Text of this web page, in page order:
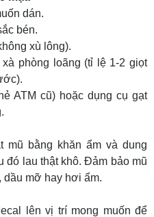
dán.
bén.
xù lông).
phòng loãng (tỉ lệ 1-2 giọt
ATM cũ) hoặc dụng cụ gạt
mũ bằng khăn ẩm và dung
đó lau thật khô. Đảm bảo mũ
dầu mỡ hay hơi ẩm.
lên vị trí mong muốn để